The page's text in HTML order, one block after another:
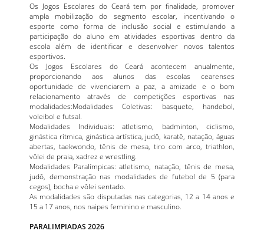
Os Jogos Escolares do Ceará tem por finalidade, promover
ampla mobilização do segmento escolar, incentivando o
esporte como forma de inclusão social e estimulando a
participação do aluno em atividades esportivas dentro da
escola além de identificar e desenvolver novos talentos
esportivos.
Os Jogos Escolares do Ceará acontecem anualmente,
proporcionando aos alunos das escolas cearenses
oportunidade de vivenciarem a paz, a amizade e o bom
relacionamento através de competições esportivas nas
modalidades:Modalidades Coletivas: basquete, handebol,
voleibol e futsal.
Modalidades Individuais: atletismo, badminton, ciclismo,
ginástica rítmica, ginástica artística, judô, karatê, natação, águas
abertas, taekwondo, tênis de mesa, tiro com arco, triathlon,
vôlei de praia, xadrez e wrestling.
Modalidades Paralímpicas: atletismo, natação, tênis de mesa,
judô, demonstração nas modalidades de futebol de 5 (para
cegos), bocha e vôlei sentado.
As modalidades são disputadas nas categorias, 12 a 14 anos e
15 a 17 anos, nos naipes feminino e masculino.
PARALIMPIADAS 2026